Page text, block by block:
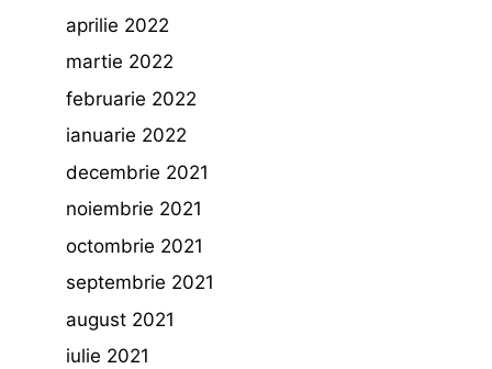
aprilie 2022
martie 2022
februarie 2022
ianuarie 2022
decembrie 2021
noiembrie 2021
octombrie 2021
septembrie 2021
august 2021
iulie 2021